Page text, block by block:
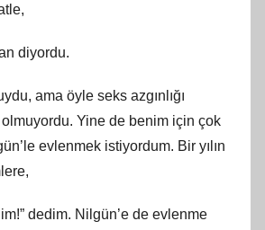
diyordu.
ama öyle seks azgınlığı
Yine de benim için çok
evlenmek istiyordum. Bir yılın
dedim. Nilgün’e de evlenme